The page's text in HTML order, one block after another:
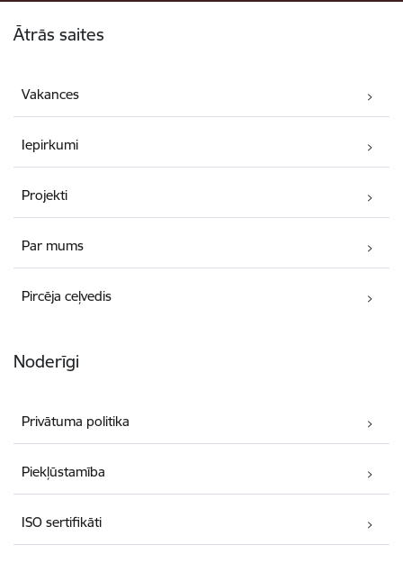
Ātrās saites
Vakances
Iepirkumi
Projekti
Par mums
Pircēja ceļvedis
Noderīgi
Privātuma politika
Piekļūstamība
ISO sertifikāti